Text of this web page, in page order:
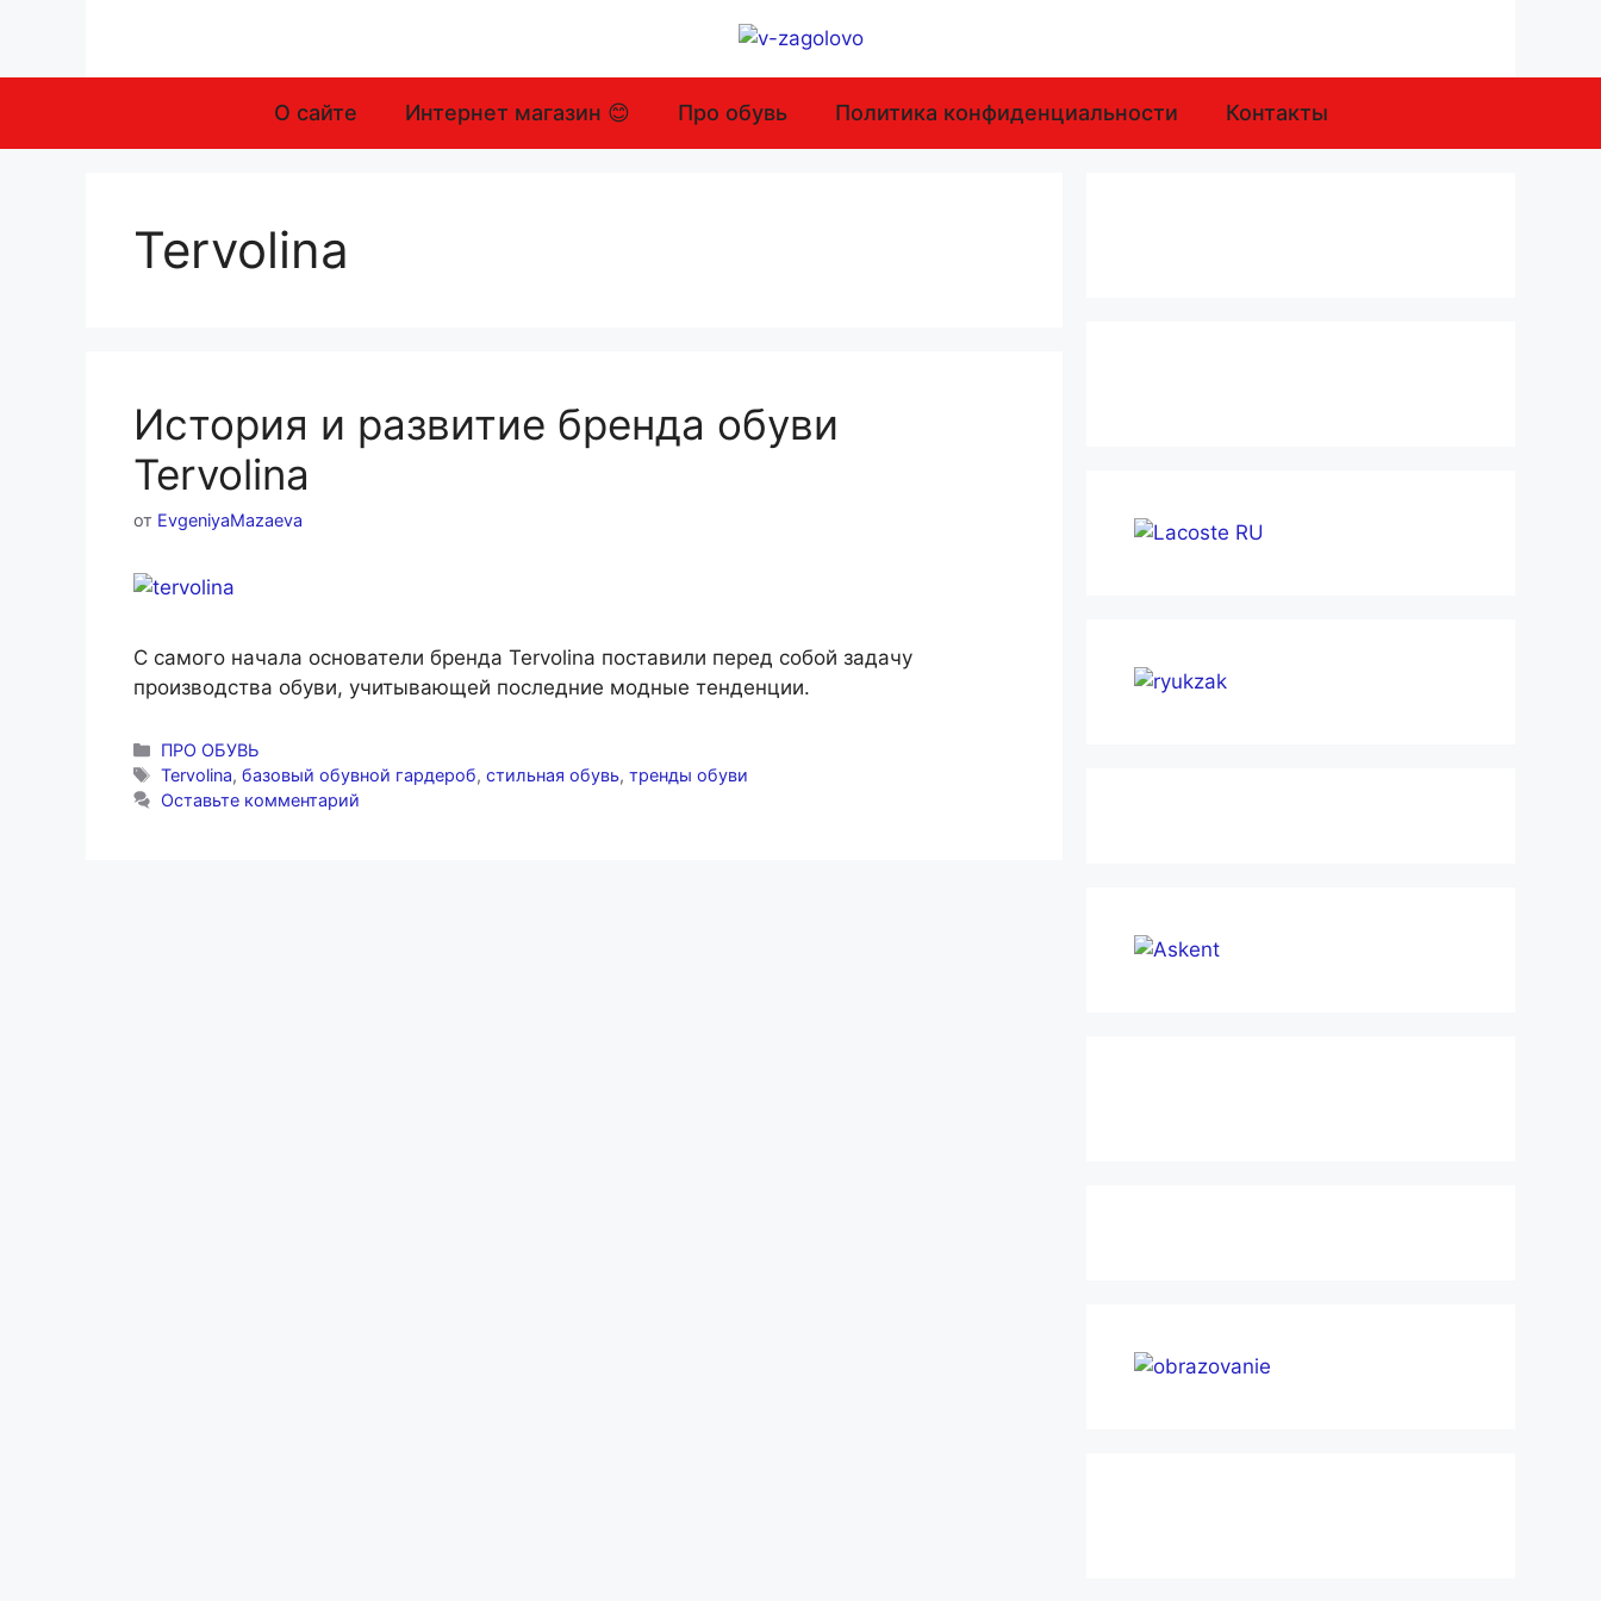
содержимому
О сайте Интернет магазин 😊 Про обувь Политика конфиденциальности Контакты
Tervolina
История и развитие бренда обуви
Tervolina
от EvgeniyaMazaeva
С самого начала основатели бренда Tervolina поставили перед собой задачу
производства обуви, учитывающей последние модные тенденции.
Рубрики
ПРО ОБУВЬ
Метки
Tervolina,базовый обувной гардероб,стильная обувь,тренды обуви
Оставьте комментарий